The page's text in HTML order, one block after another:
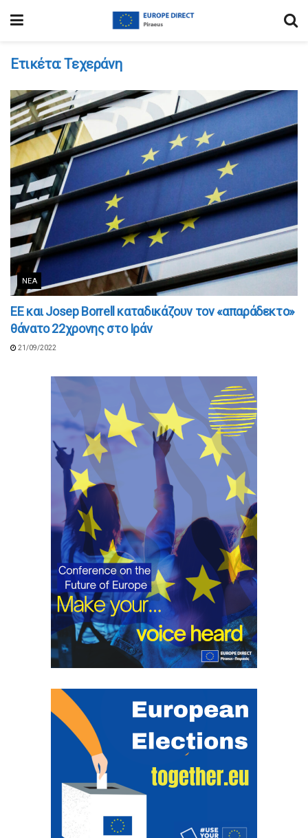
Ετικέτα:Τεχεράνη
ΝΈΑ
ΕΕ και Josep Borrell καταδικάζουν τον «απαράδεκτο»
θάνατο 22χρονης στο Ιράν
21/09/2022